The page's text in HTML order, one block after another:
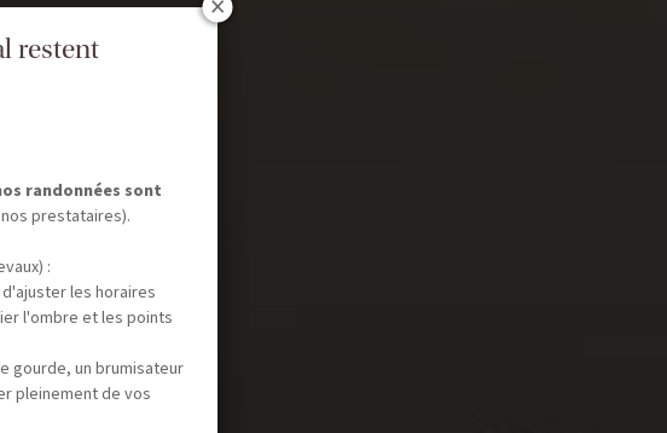
restent
randonnées sont
prestataires).
:
les horaires
l'ombre et les points
gourde, un brumisateur
pleinement de vos